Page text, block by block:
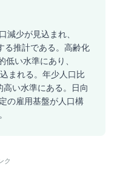
減少が見込まれ、
る推計である。高齢化
い水準にあり、
まれる。年少人口比
い水準にある。日向
の雇用基盤が人口構
ク